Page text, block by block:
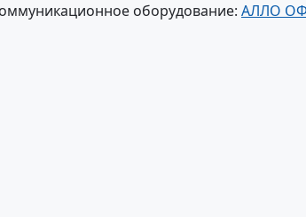
оборудование: АЛЛО